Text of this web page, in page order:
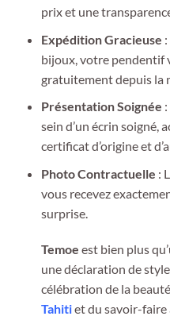
prix et une
Expédition Gracieuse
bijoux, votre pendentif
gratuitement depuis la
Présentation Soignée
sein d’un écrin soigné,
certificat d’origine et
Photo Contractuelle :
vous recevez
surprise.
Temoe est bien plus
une déclaration de
célébration de la
Tahitiet du savoir-faire